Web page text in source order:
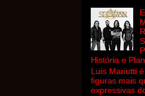
História e
Luís Mariutti
figuras mais
expressivas